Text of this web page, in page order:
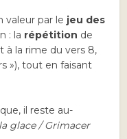
valeur par le jeu des
: la répétition de
à la rime du vers 8,
»), tout en faisant
il reste au-
glace / Grimacer